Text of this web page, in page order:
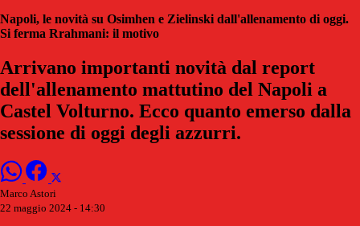
Napoli, le novità su Osimhen e Zielinski dall'allenamento di oggi.
Si ferma Rrahmani: il motivo
Arrivano importanti novità dal report
dell'allenamento mattutino del Napoli a
Castel Volturno. Ecco quanto emerso dalla
sessione di oggi degli azzurri.
Marco Astori
22 maggio 2024 - 14:30